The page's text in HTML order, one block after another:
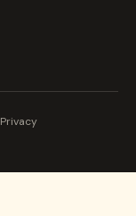
Privacy